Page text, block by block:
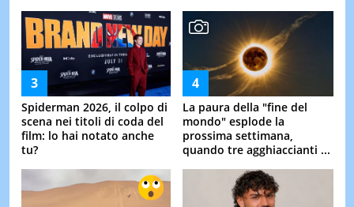
Spiderman 2026, il colpo di
scena nei titoli di coda del
film: lo hai notato anche
tu?
La paura della "fine del
mondo" esplode la
prossima settimana,
quando tre agghiaccianti ...